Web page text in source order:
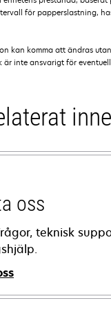
för papperslastning,
kan komma att ändras
är inte ansvarigt för
oss
teknisk